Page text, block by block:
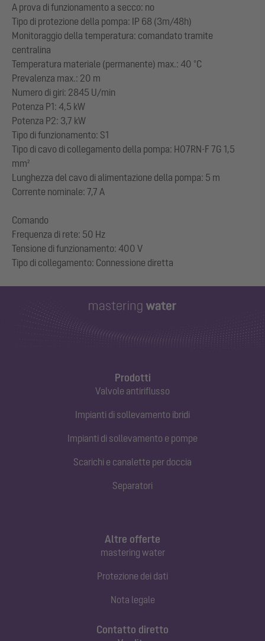
A prova di funzionamento a secco: no
Tipo di protezione della pompa: IP 68 (3m/48h)
Monitoraggio della temperatura: comandato tramite
centralina
Temperatura materiale (permanente) max.: 40 °C
Prevalenza max.: 20 m
Numero di giri: 2845 U/min
Potenza P1: 4,5 kW
Potenza P2: 3,7 kW
Tipo di funzionamento: S1
Tipo di cavo di collegamento della pompa: H07RN-F 7G 1,5
mm²
Lunghezza del cavo di alimentazione della pompa: 5 m
Corrente nominale: 7,7 A
Comando
Frequenza di rete: 50 Hz
Tensione di funzionamento: 400 V
Prodotti
Valvole antiriflusso
Impianti di sollevamento ibridi
Impianti di sollevamento e pompe
Scarichi e canalette per doccia
Separatori
Contatto diretto
Altre offerte
mastering water
Protezione dei dati
Nota legale